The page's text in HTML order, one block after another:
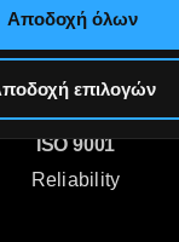
Αποδοχή όλων
επιλογών
ISO 9001
Reliability